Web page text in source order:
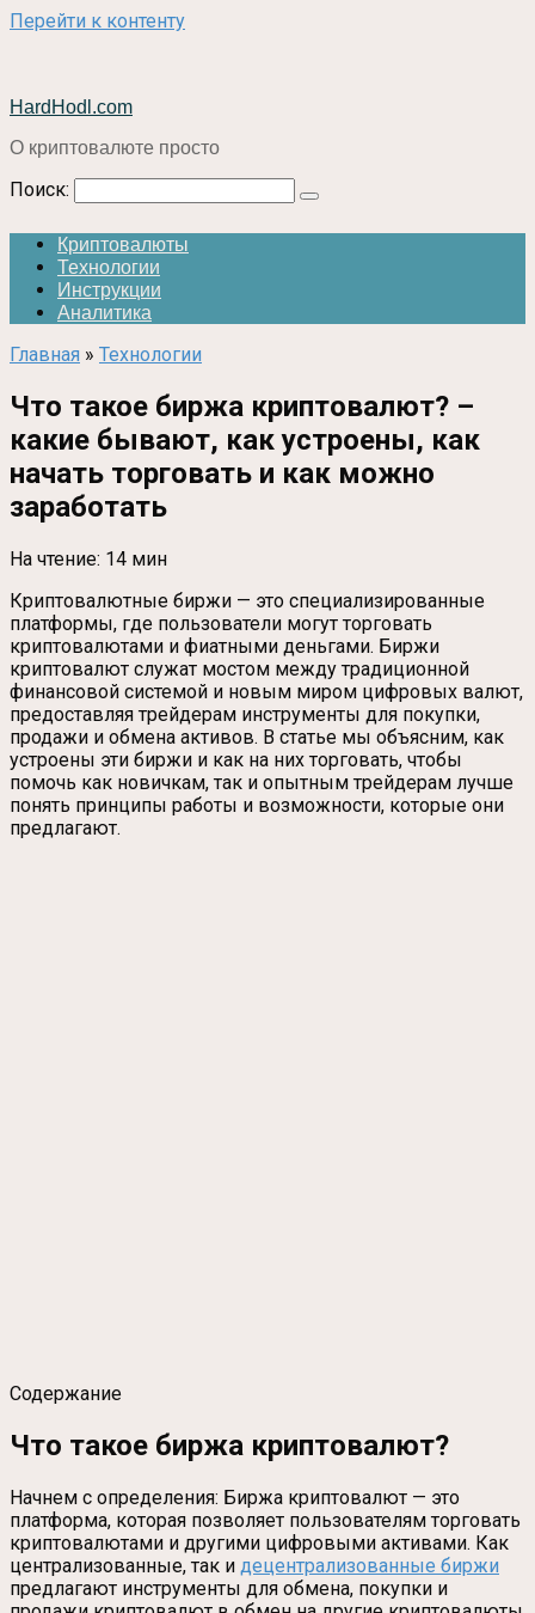
Перейти к контенту
HardHodl.com
О криптовалюте просто
Поиск:
Криптовалюты
Технологии
Инструкции
Аналитика
Главная » Технологии
Что такое биржа криптовалют? –
какие бывают, как устроены, как
начать торговать и как можно
заработать
На чтение: 14 мин
Криптовалютные биржи — это специализированные
платформы, где пользователи могут торговать
криптовалютами и фиатными деньгами. Биржи
криптовалют служат мостом между традиционной
финансовой системой и новым миром цифровых валют,
предоставляя трейдерам инструменты для покупки,
продажи и обмена активов. В статье мы объясним, как
устроены эти биржи и как на них торговать, чтобы
помочь как новичкам, так и опытным трейдерам лучше
понять принципы работы и возможности, которые они
предлагают.
Содержание
Что такое биржа криптовалют?
Начнем с определения: Биржа криптовалют — это
платформа, которая позволяет пользователям торговать
криптовалютами и другими цифровыми активами. Как
централизованные, так и децентрализованные биржи
предлагают инструменты для обмена, покупки и